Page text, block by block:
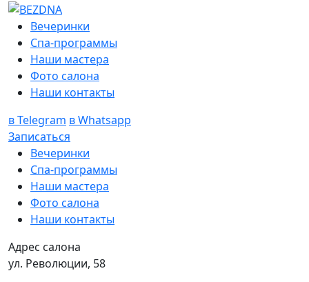
Вечеринки
Спа-программы
Наши мастера
Фото салона
Наши контакты
в Telegram в Whatsapp
Записаться
Вечеринки
Спа-программы
Наши мастера
Фото салона
Наши контакты
Адрес салона
ул. Революции, 58